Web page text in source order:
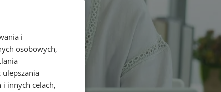
i
osobowych,
innych celach,